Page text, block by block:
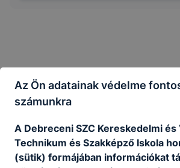
Az Ön adatainak védelme
számunkra
A Debreceni SZC Kereskedelmi
Technikum és Szakképző Iskola
(sütik) formájában információkat